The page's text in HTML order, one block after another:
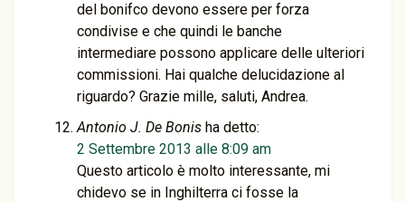
del bonifco devono essere per forza
condivise e che quindi le banche
intermediare possono applicare delle ulteriori
commissioni. Hai qualche delucidazione al
riguardo? Grazie mille, saluti, Andrea.
Antonio J. De Bonis ha detto:
2 Settembre 2013 alle 8:09 am
Questo articolo è molto interessante, mi
chidevo se in Inghilterra ci fosse la